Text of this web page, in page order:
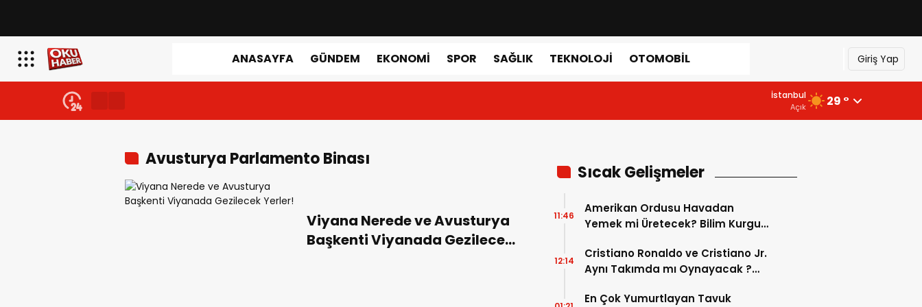
ANASAYFA GÜNDEM EKONOMI SPOR SAĞLIK TEKNOLOJI OTOMOBIL Giriş Yap
İstanbul
Açık 29 °
Avusturya Parlamento Binası
Viyana Nerede ve Avusturya
Başkenti Viyanada Gezilecek
Sıcak Gelişmeler
Amerikan Ordusu Havadan
Yemek mi Üretecek? Bilim Kurgu
11:46
Cristiano Ronaldo ve Cristiano Jr.
Aynı Takımda mı Oynayacak ?
Dönemimi Başlıyor ?
12:14
En Çok Yumurtlayan Tavuk